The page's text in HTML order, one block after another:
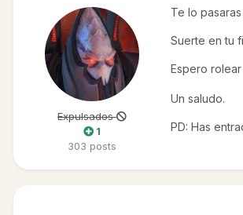
Expulsados
1
303 posts
Te lo
Suerte en tu
Espero
Un saludo.
PD: Has